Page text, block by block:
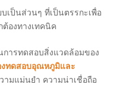
เป็นส่วนๆ ที่เป็นตรรกะเพื่อ
องทางเทคนิค
การทดสอบสิ่งแวดล้อมของ
ทดสอบอุณหภูมิและ
ามแม่นยำ ความน่าเชื่อถือ